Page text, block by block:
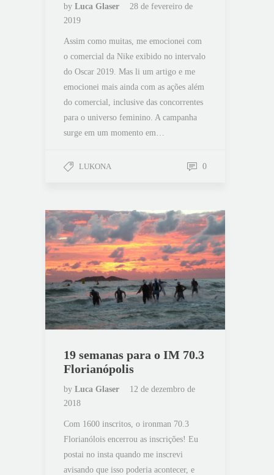
by Luca Glaser
28 de fevereiro de
2019
Assim como muitas, me emocionei com
o comercial da Nike exibido no intervalo
do Oscar 2019. Mas li um artigo e me
emocionei mais ainda com as ações além
do comercial, inclusive das concorrentes
para o universo feminino. A campanha
surge em um momento em…
LUKONA 0
19 semanas para o IM 70.3
Florianópolis
by Luca Glaser
12 de dezembro de
2018
Com 1600 inscritos, o ironman 70.3
Florianólois encerrou as inscrições! Eu
postai no insta quando me inscrevi
avisando que isso poderia acontecer, e